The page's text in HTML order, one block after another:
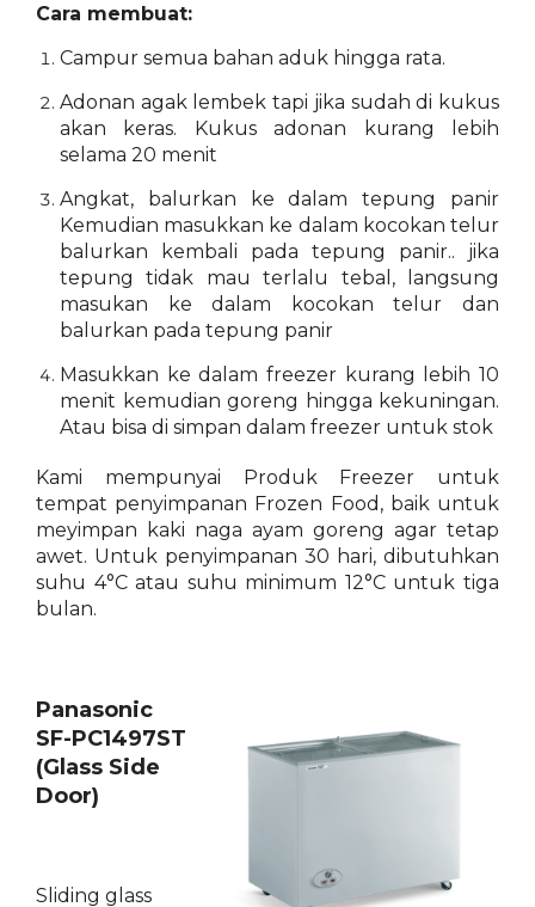
Cara membuat:
Campur semua bahan aduk hingga rata.
Adonan agak lembek tapi jika sudah di kukus
akan keras. Kukus adonan kurang lebih
selama 20 menit
Angkat, balurkan ke dalam tepung panir
Kemudian masukkan ke dalam kocokan telur
balurkan kembali pada tepung panir.. jika
tepung tidak mau terlalu tebal, langsung
masukan ke dalam kocokan telur dan
balurkan pada tepung panir
Masukkan ke dalam freezer kurang lebih 10
menit kemudian goreng hingga kekuningan.
Atau bisa di simpan dalam freezer untuk stok
Kami mempunyai Produk Freezer untuk
tempat penyimpanan Frozen Food, baik untuk
meyimpan kaki naga ayam goreng agar tetap
awet. Untuk penyimpanan 30 hari, dibutuhkan
suhu 4°C atau suhu minimum 12°C untuk tiga
bulan.
Panasonic
SF-PC1497ST
(Glass Side
Door)
Sliding glass